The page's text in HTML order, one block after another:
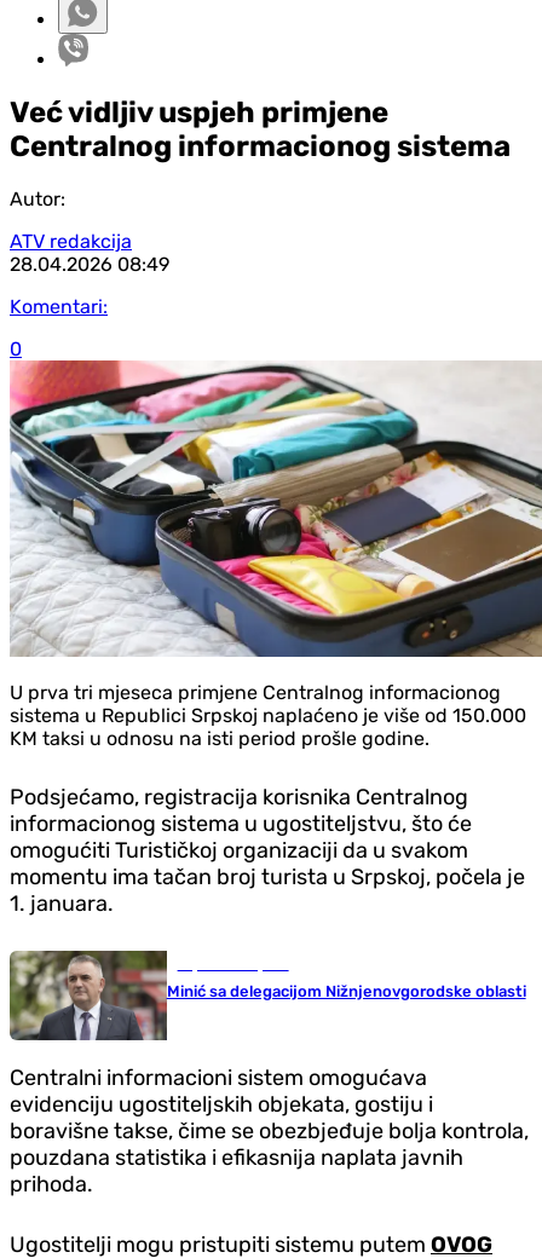
Već vidljiv uspjeh primjene
Centralnog informacionog sistema
Autor:
ATV redakcija
28.04.2026 08:49
Komentari:
0
U prva tri mjeseca primjene Centralnog informacionog
sistema u Republici Srpskoj naplaćeno je više od 150.000
KM taksi u odnosu na isti period prošle godine.
Podsjećamo, registracija korisnika Centralnog
informacionog sistema u ugostiteljstvu, što će
omogućiti Turističkoj organizaciji da u svakom
momentu ima tačan broj turista u Srpskoj, počela je
1. januara.
Minić sa delegacijom Nižnjenovgorodske oblasti
Centralni informacioni sistem omogućava
evidenciju ugostiteljskih objekata, gostiju i
boravišne takse, čime se obezbjeđuje bolja kontrola,
pouzdana statistika i efikasnija naplata javnih
prihoda.
Ugostitelji mogu pristupiti sistemu putem OVOG